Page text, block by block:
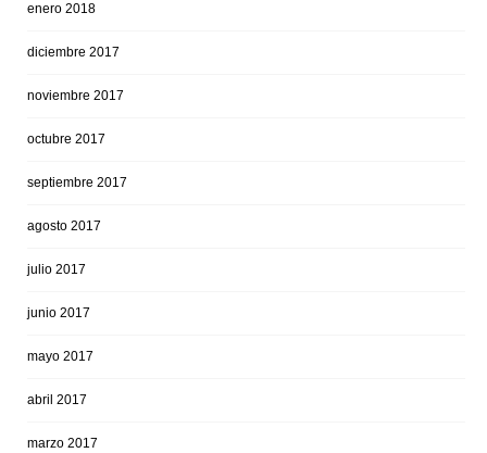
enero 2018
diciembre 2017
noviembre 2017
octubre 2017
septiembre 2017
agosto 2017
julio 2017
junio 2017
mayo 2017
abril 2017
marzo 2017